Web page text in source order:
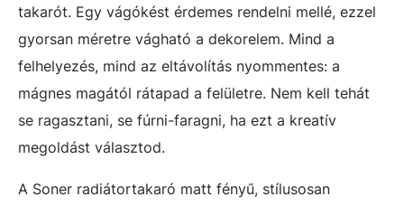
takarót. Egy vágókést érdemes rendelni mellé, ezzel
gyorsan méretre vágható a dekorelem. Mind a
felhelyezés, mind az eltávolítás nyommentes: a
mágnes magától rátapad a felületre. Nem kell tehát
se ragasztani, se fúrni-faragni, ha ezt a kreatív
megoldást választod.
A Soner radiátortakaró matt fényű, stílusosan